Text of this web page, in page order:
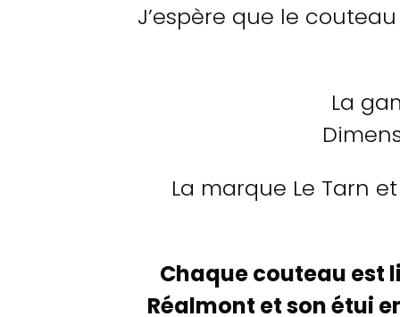
J’espère que le
La
La marque Le Tarn
Chaque couteau est
Réalmont et son étui